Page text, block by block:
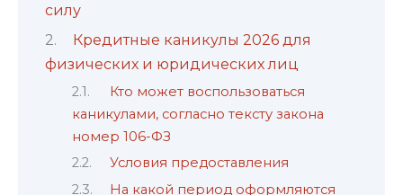
силу
Кредитные каникулы 2026 для
физических и юридических лиц
Кто может воспользоваться
каникулами, согласно тексту закона
номер 106-ФЗ
Условия предоставления
На какой период оформляются